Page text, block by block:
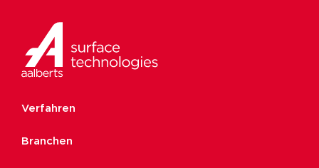
Verfahren
Branchen